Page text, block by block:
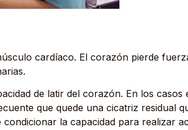
cardíaco. El corazón pierde
de latir del corazón. En los casos
que quede una cicatriz residual
la capacidad para realizar